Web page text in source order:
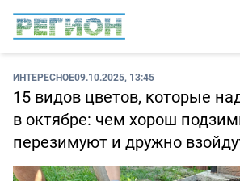
ИНТЕРЕСНОЕ09.10.2025, 13:45
15 видов цветов, которые
в октябре: чем хорош
перезимуют и дружно